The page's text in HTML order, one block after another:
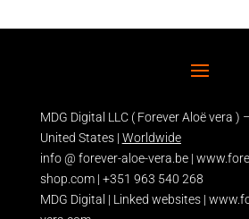
MDG Digital LLC ( Forever Aloë vera )
United States | Worldwide
info @ forever-aloe-vera.be |
shop.com| +351 963 540 268
MDG Digital | Linked websites|